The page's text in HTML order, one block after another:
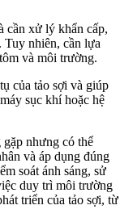
cần xử lý khẩn cấp,
Tuy nhiên, cần lựa
và môi trường.
của tảo sợi và giúp
sục khí hoặc hệ
nhưng có thể
và áp dụng đúng
soát ánh sáng, sử
duy trì môi trường
triển của tảo sợi, từ